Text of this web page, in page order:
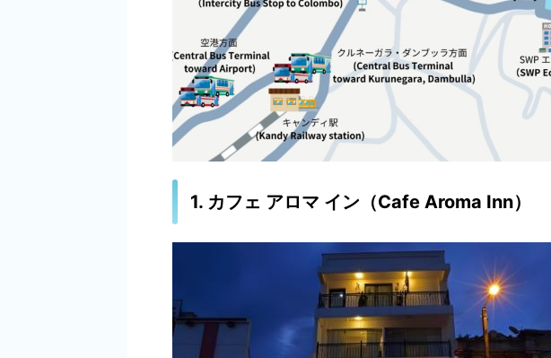
1. カフェ アロマ イン（Cafe Aroma Inn）